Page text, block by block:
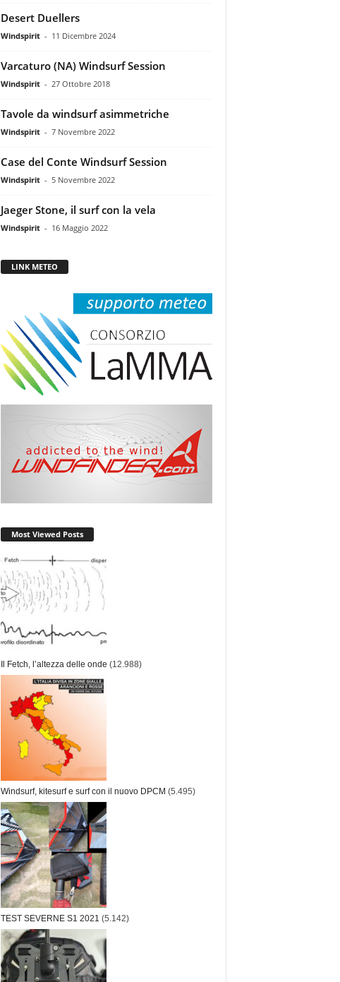
Desert Duellers
Windspirit - 11 Dicembre 2024
Varcaturo (NA) Windsurf Session
Windspirit - 27 Ottobre 2018
Tavole da windsurf asimmetriche
Windspirit - 7 Novembre 2022
Case del Conte Windsurf Session
Windspirit - 5 Novembre 2022
Jaeger Stone, il surf con la vela
Windspirit - 16 Maggio 2022
LINK METEO
Most Viewed Posts
Il Fetch, l’altezza delle onde (12.988)
Windsurf, kitesurf e surf con il nuovo DPCM (5.495)
TEST SEVERNE S1 2021 (5.142)